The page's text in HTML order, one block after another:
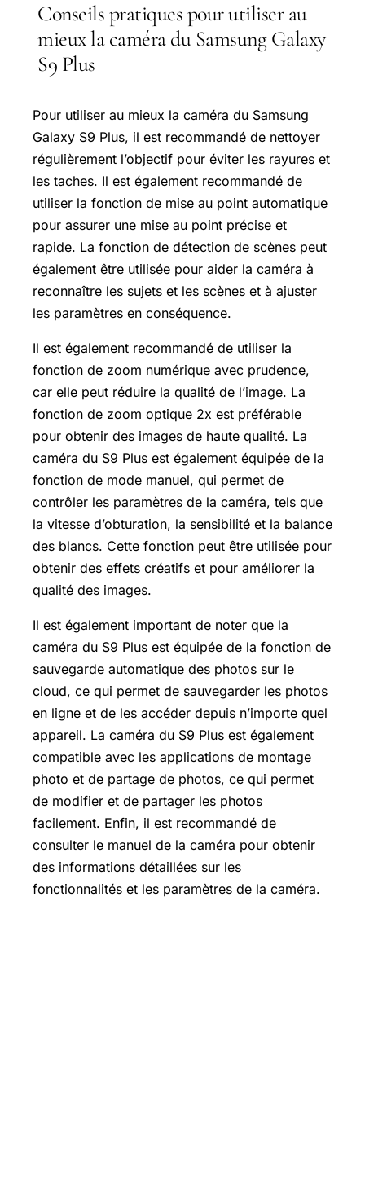
Conseils pratiques pour utiliser au
mieux la caméra du Samsung Galaxy
S9 Plus
Pour utiliser au mieux la caméra du Samsung
Galaxy S9 Plus, il est recommandé de nettoyer
régulièrement l’objectif pour éviter les rayures et
les taches. Il est également recommandé de
utiliser la fonction de mise au point automatique
pour assurer une mise au point précise et
rapide. La fonction de détection de scènes peut
également être utilisée pour aider la caméra à
reconnaître les sujets et les scènes et à ajuster
les paramètres en conséquence.
Il est également recommandé de utiliser la
fonction de zoom numérique avec prudence,
car elle peut réduire la qualité de l’image. La
fonction de zoom optique 2x est préférable
pour obtenir des images de haute qualité. La
caméra du S9 Plus est également équipée de la
fonction de mode manuel, qui permet de
contrôler les paramètres de la caméra, tels que
la vitesse d’obturation, la sensibilité et la balance
des blancs. Cette fonction peut être utilisée pour
obtenir des effets créatifs et pour améliorer la
qualité des images.
Il est également important de noter que la
caméra du S9 Plus est équipée de la fonction de
sauvegarde automatique des photos sur le
cloud, ce qui permet de sauvegarder les photos
en ligne et de les accéder depuis n’importe quel
appareil. La caméra du S9 Plus est également
compatible avec les applications de montage
photo et de partage de photos, ce qui permet
de modifier et de partager les photos
facilement. Enfin, il est recommandé de
consulter le manuel de la caméra pour obtenir
des informations détaillées sur les
fonctionnalités et les paramètres de la caméra.